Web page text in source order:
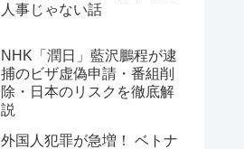
人事じゃない話
NHK「潤日」藍沢鵬程が逮
捕のビザ虚偽申請・番組削
除・日本のリスクを徹底解
説
外国人犯罪が急増！ ベトナ